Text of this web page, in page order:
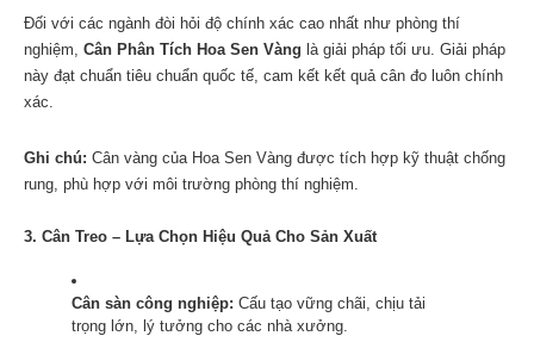
Đối với các ngành đòi hỏi độ chính xác cao nhất như phòng thí
nghiệm, Cân Phân Tích Hoa Sen Vàng là giải pháp tối ưu. Giải pháp
này đạt chuẩn tiêu chuẩn quốc tế, cam kết kết quả cân đo luôn chính
xác.
Ghi chú: Cân vàng của Hoa Sen Vàng được tích hợp kỹ thuật chống
rung, phù hợp với môi trường phòng thí nghiệm.
3. Cân Treo – Lựa Chọn Hiệu Quả Cho Sản Xuất
Cân sàn công nghiệp: Cấu tạo vững chãi, chịu tải
trọng lớn, lý tưởng cho các nhà xưởng.